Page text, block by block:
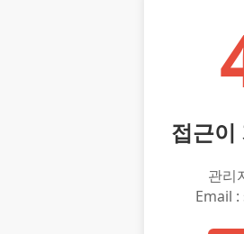
접근이
관리
Email